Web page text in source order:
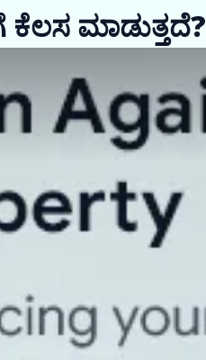
ಮಾಡುತ್ತದೆ?